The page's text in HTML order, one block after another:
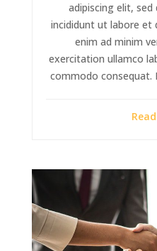
adipiscing elit,
incididunt ut labore et
enim ad minim
exercitation ullamco
commodo consequat.